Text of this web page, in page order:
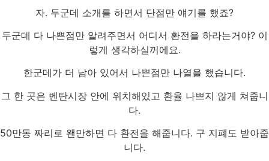
자. 두군데 소개를 하면서 단점만 얘기를 했죠?
두군데 다 나쁜점만 알려주면서 어디서 환전을 하라는거야? 이
렇게 생각하실꺼에요.
한군데가 더 남아 있어서 나쁜점만 나열을 했습니다.
그 한 곳은 벤탄시장 안에 위치해있고 환율 나쁘지 않게 쳐줍니
다.
50만동 짜리로 왠만하면 다 환전을 해줍니다. 구 지폐도 받아줍
니다.